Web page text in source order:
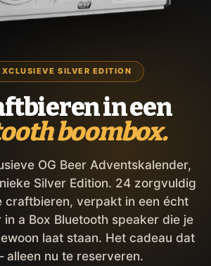
SILVER EDITION
in een
boombox.
OG Beer Adventskalender,
Silver Edition. 24 zorgvuldig
craftbieren, verpakt in een écht
a Box Bluetooth speaker die je
laat staan. Het cadeau dat
nu te reserveren.